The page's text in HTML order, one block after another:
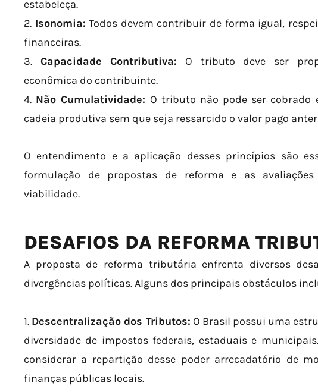
estabeleça.
2. Isonomia: Todos devem contribuir de forma igual,
financeiras.
3. Capacidade Contributiva: O tributo deve ser
econômica do contribuinte.
4. Não Cumulatividade: O tributo não pode ser cobrado
cadeia produtiva sem que seja ressarcido o valor pago
O entendimento e a aplicação desses princípios são
formulação de propostas de reforma e as
viabilidade.
DESAFIOS DA REFORMA
A proposta de reforma tributária enfrenta diversos
divergências políticas. Alguns dos principais obstáculos
1. Descentralização dos Tributos: O Brasil possui uma
diversidade de impostos federais, estaduais e
considerar a repartição desse poder arrecadatório de
finanças públicas locais.